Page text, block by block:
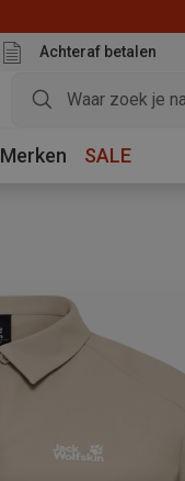
Achteraf betalen
Merken SALE